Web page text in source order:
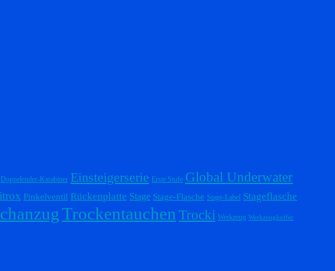
Doppelender-Karabiner Einsteigerserie Erste Stufe Global Underwater
Pinkelventil Rückenplatte Stage Stage-Flasche Stage-Label Stageflasche
Trockentauchen Trocki Werkzeug Werkzeugkoffer